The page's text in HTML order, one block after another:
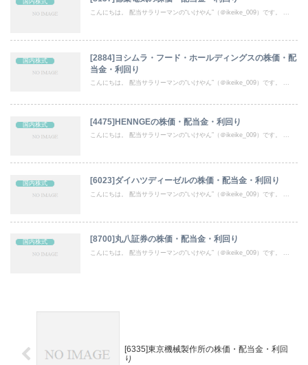
国内株式
こんにちは。 配当サラリーマンの“いけやん”（＠ikeike_009）です。 ...
国内株式
[2884]ヨシムラ・フード・ホールディングスの株価・配
当金・利回り
こんにちは。 配当サラリーマンの“いけやん”（＠ikeike_009）です。 ...
国内株式 [4475]HENNGEの株価・配当金・利回り
こんにちは。 配当サラリーマンの“いけやん”（＠ikeike_009）です。 ...
国内株式 [6023]ダイハツディーゼルの株価・配当金・利回り
こんにちは。 配当サラリーマンの“いけやん”（＠ikeike_009）です。 ...
国内株式 [8700]丸八証券の株価・配当金・利回り
こんにちは。 配当サラリーマンの“いけやん”（＠ikeike_009）です。 ...
[6335]東京機械製作所の株価・配当金・利回
り